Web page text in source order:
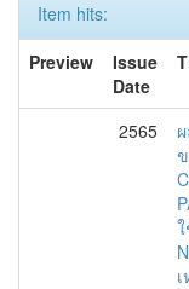
Item hits:
Preview
Issue
Date
2565